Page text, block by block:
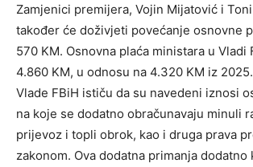
Zamjenici premijera, Vojin Mijatović i
također će doživjeti povećanje osnovne
570 KM. Osnovna plaća ministara u Vladi
4.860 KM, u odnosu na 4.320 KM iz
Vlade FBiH ističu da su navedeni iznosi
na koje se dodatno obračunavaju minuli
prijevoz i topli obrok, kao i druga prava
zakonom. Ova dodatna primanja